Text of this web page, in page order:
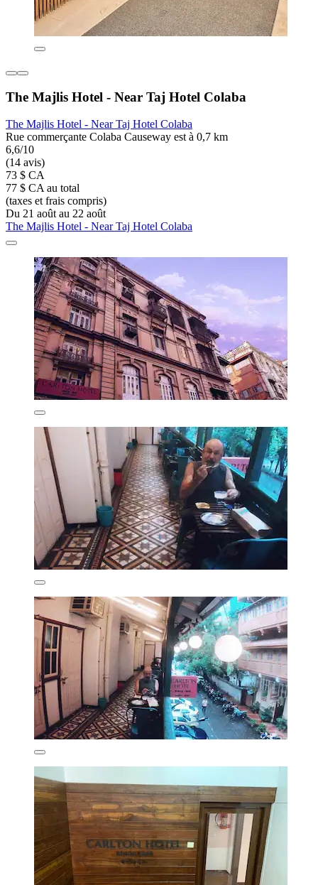
The Majlis Hotel - Near Taj Hotel Colaba
The Majlis Hotel - Near Taj Hotel Colaba
Rue commerçante Colaba Causeway est à 0,7 km
6,6/10
(14 avis)
73 $ CA
77 $ CA au total
(taxes et frais compris)
Du 21 août au 22 août
The Majlis Hotel - Near Taj Hotel Colaba